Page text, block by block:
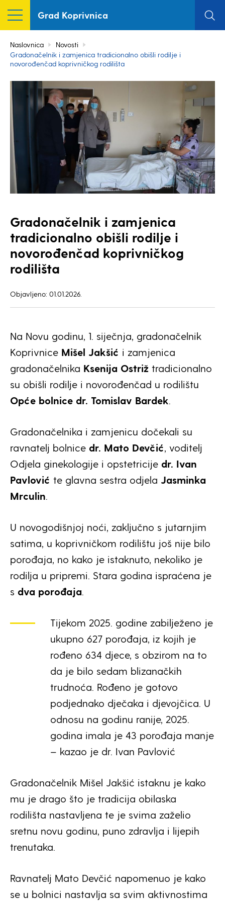
Grad Koprivnica
Naslovnica
Novosti
Gradonačelnik i zamjenica tradicionalno obišli rodilje i
novorođenčad koprivničkog rodilišta
Gradonačelnik i zamjenica
tradicionalno obišli rodilje i
novorođenčad koprivničkog
rodilišta
Objavljeno: 01.01.2026.
Na Novu godinu, 1. siječnja, gradonačelnik
Koprivnice Mišel Jakšić i zamjenica
gradonačelnika Ksenija Ostriž tradicionalno
su obišli rodilje i novorođenčad u rodilištu
Opće bolnice dr. Tomislav Bardek
Gradonačelnika i zamjenicu dočekali su
ravnatelj bolnice dr. Mato Devčić , voditelj
Odjela ginekologije i opstetricije dr. Ivan
Pavlović te glavna sestra odjela Jasminka
Mrculin
U novogodišnjoj noći, zaključno s jutarnjim
satima, u koprivničkom rodilištu još nije bilo
porođaja, no kako je istaknuto, nekoliko je
rodilja u pripremi. Stara godina ispraćena je
s dva porođaja
Tijekom 2025. godine zabilježeno je
ukupno 627 porođaja, iz kojih je
rođeno 634 djece, s obzirom na to
da je bilo sedam blizanačkih
trudnoća. Rođeno je gotovo
podjednako dječaka i djevojčica. U
odnosu na godinu ranije, 2025.
godina imala je 43 porođaja manje
– kazao je dr. Ivan Pavlović
Gradonačelnik Mišel Jakšić istaknu je kako
mu je drago što je tradicija obilaska
rodilišta nastavljena te je svima zaželio
sretnu novu godinu, puno zdravlja i lijepih
trenutaka.
Ravnatelj Mato Devčić napomenuo je kako
se u bolnici nastavlja sa svim aktivnostima